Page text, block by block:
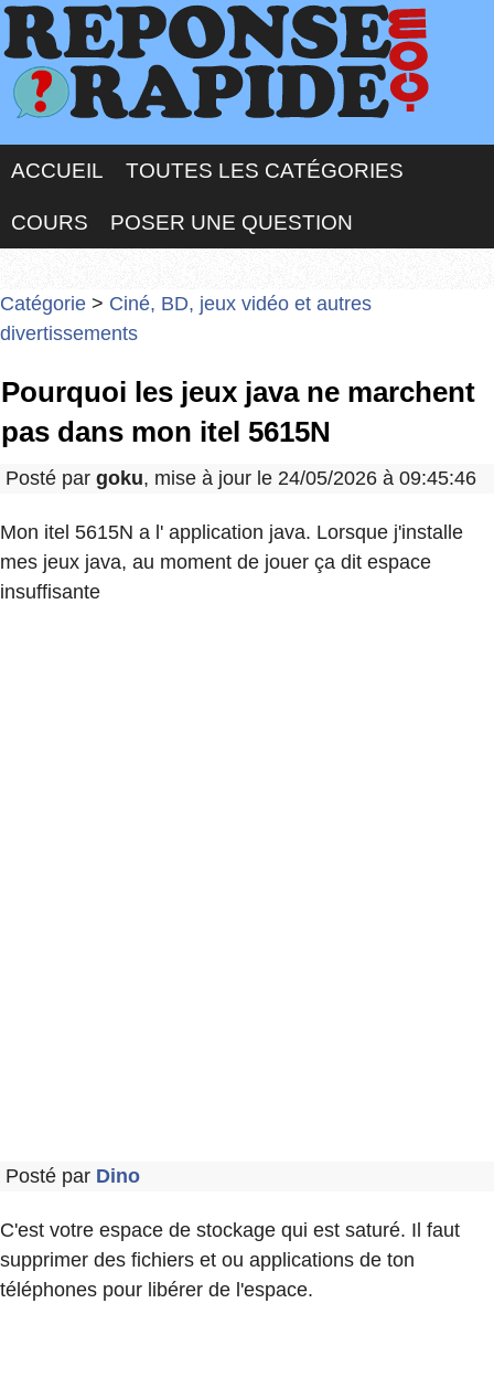
ACCUEIL TOUTES LES CATÉGORIES
COURS POSER UNE QUESTION
Catégorie > Ciné, BD, jeux vidéo et autres
divertissements
Pourquoi les jeux java ne marchent
pas dans mon itel 5615N
Posté par goku, mise à jour le 24/05/2026 à 09:45:46
Mon itel 5615N a l' application java. Lorsque j'installe
mes jeux java, au moment de jouer ça dit espace
insuffisante
Posté par Dino
C'est votre espace de stockage qui est saturé. Il faut
supprimer des fichiers et ou applications de ton
téléphones pour libérer de l'espace.